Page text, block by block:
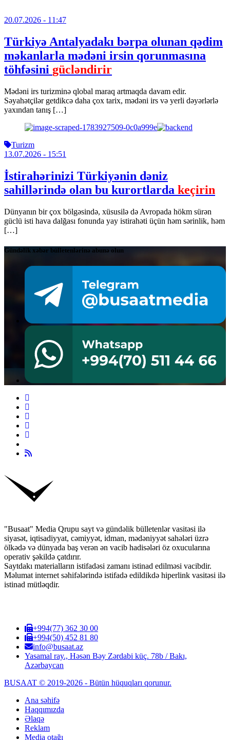
20.07.2026 - 11:47
Türkiyə Antalyadakı bərpa olunan qədim
məkanlarla mədəni irsin qorunmasına
töhfəsini gücləndirir
Mədəni irs turizminə qlobal maraq artmaqda davam edir.
Səyahətçilər getdikcə daha çox tarix, mədəni irs və yerli dəyərlərlə
yaxından tanış […]
Turizm
13.07.2026 - 15:51
İstirahərinizi Türkiyənin dəniz
sahillərində olan bu kurortlarda keçirin
Dünyanın bir çox bölgəsində, xüsusilə də Avropada hökm sürən
güclü isti hava dalğası fonunda yay istirahəti üçün həm sərinlik, həm
[…]
Gündəlik xəbər bülletenlərinə abunə olun
"Busaat" Media Qrupu sayt və gündəlik bülletenlər vasitəsi ilə
siyasət, iqtisadiyyat, cəmiyyət, idman, mədəniyyət sahələri üzrə
ölkədə və dünyada baş verən ən vacib hadisələri öz oxucularına
operativ şəkildə çatdırır.
Saytdakı materialların istifadəsi zamanı istinad edilməsi vacibdir.
Məlumat internet səhifələrində istifadə edildikdə hiperlink vasitəsi ilə
istinad mütləqdir.
+994(77) 362 30 00
+994(50) 452 81 80
info@busaat.az
Yasamal ray., Həsən Bəy Zərdabi küç. 78b / Bakı,
Azərbaycan
BUSAAT © 2019-2026 - Bütün hüquqları qorunur.
Ana səhifə
Haqqımızda
Əlaqə
Reklam
Media otağı